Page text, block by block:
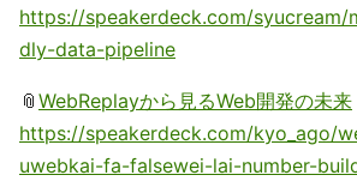
https://speakerdeck.com/syucream/
dly-data-pipeline
📎 WebReplayから見るWeb開発の未来
https://speakerdeck.com/kyo_ago/
uwebkai-fa-falsewei-lai-number-